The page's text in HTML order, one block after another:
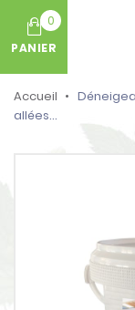
0
PANIER
Accueil
allées...